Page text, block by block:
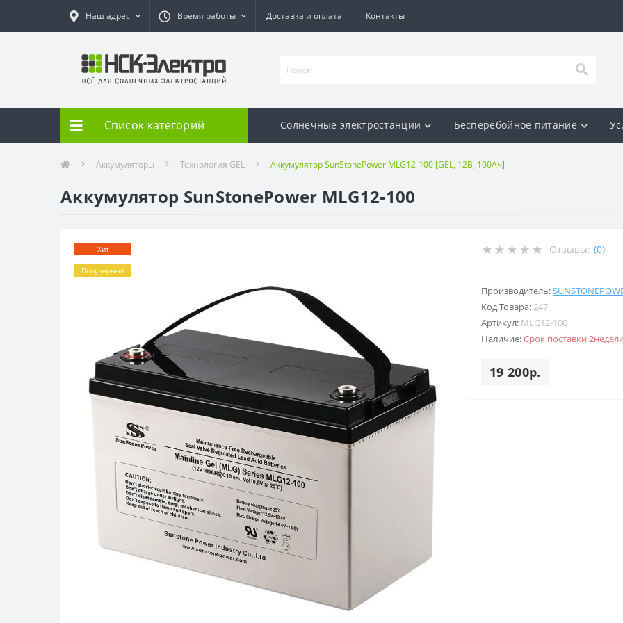
Наш адрес Время работы Доставка и оплата Контакты
Список категорий Солнечные электростанции Бесперебойное питание
Аккумуляторы Технология GEL Аккумулятор SunStonePower MLG12-100 [GEL, 12В, 100Ач]
Аккумулятор SunStonePower MLG12-100
Хит
Популярный
Отзывы: (0)
Производитель:
Код Товара:247
Артикул: MLG12-100
Наличие:Срок поставки
19 200р.